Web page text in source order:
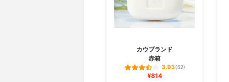
カウブランド
赤箱
3.93(62)
¥814